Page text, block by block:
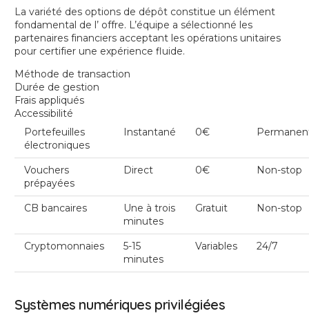
La variété des options de dépôt constitue un élément
fondamental de l’ offre. L’équipe a sélectionné les
partenaires financiers acceptant les opérations unitaires
pour certifier une expérience fluide.
Méthode de transaction
Durée de gestion
Frais appliqués
Accessibilité
Portefeuilles
électroniques
Instantané 0€
Vouchers
prépayées
Direct 0€ Non-stop
CB bancaires
Une à trois
minutes
Gratuit Non-stop
Cryptomonnaies
5-15
minutes
Variables 24/7
Systèmes numériques privilégiées